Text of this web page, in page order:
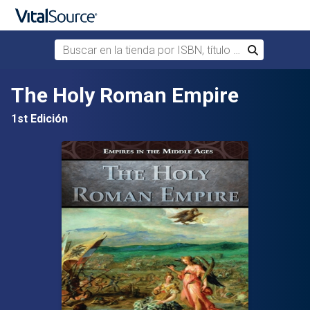
Saltar al contenido principal
Buscar en la tienda por ISBN, título o autor
Buscar
The Holy Roman Empire
1st Edición